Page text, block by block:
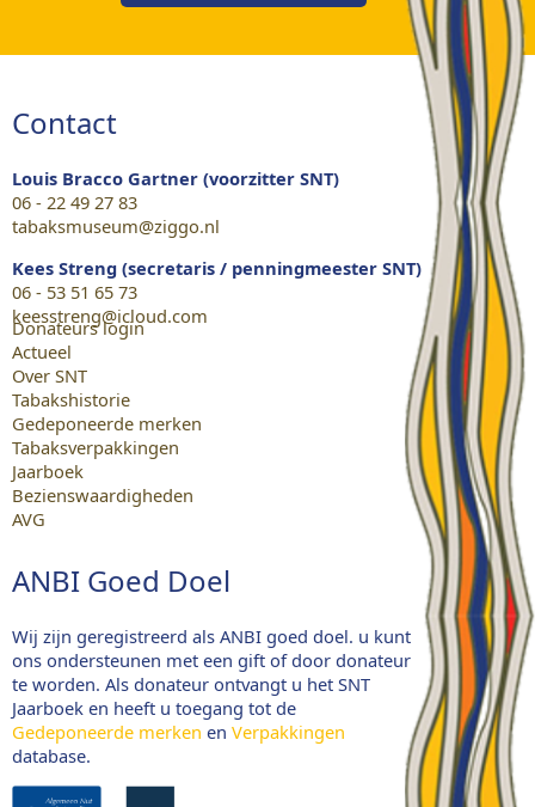
Contact
Louis Bracco Gartner (voorzitter SNT)
06 - 22 49 27 83
tabaksmuseum@ziggo.nl
Kees Streng (secretaris / penningmeester SNT)
06 - 53 51 65 73
keesstreng@icloud.com
Donateurs login
Actueel
Over SNT
Tabakshistorie
Gedeponeerde merken
Tabaksverpakkingen
Jaarboek
Bezienswaardigheden
AVG
ANBI Goed Doel
Wij zijn geregistreerd als ANBI goed doel. u kunt
ons ondersteunen met een gift of door donateur
te worden. Als donateur ontvangt u het SNT
Jaarboek en heeft u toegang tot de
Gedeponeerde merken en Verpakkingen
database.